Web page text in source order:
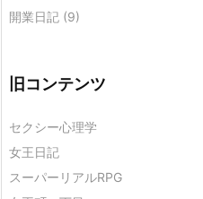
開業日記 (9)
旧コンテンツ
セクシー心理学
女王日記
スーパーリアルRPG